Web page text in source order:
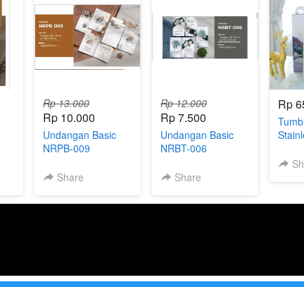
Rp 13.000
Rp 10.000
Undangan Basic
NRPB-009
Share
Rp 12.000
Rp 7.500
Undangan Basic
NRBT-006
Share
Rp